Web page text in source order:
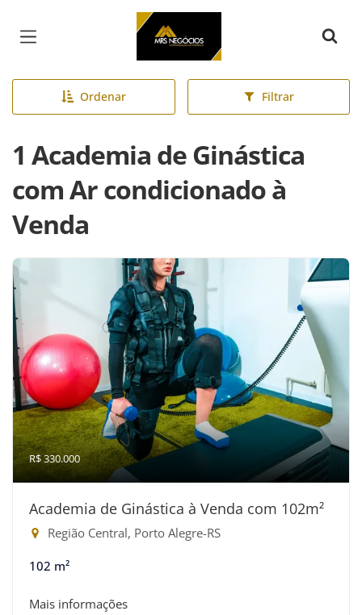
Página inicial
Ordenar Filtrar
1 Academia de Ginástica
com Ar condicionado à
Venda
R$ 330.000
Academia de Ginástica à Venda com 102m²
Região Central, Porto Alegre-RS
102 m²
Mais informações